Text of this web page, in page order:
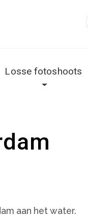
Losse fotoshoots
aan het water.